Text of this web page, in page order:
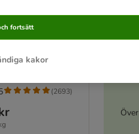
kattgodis
sorter 150 g
(2693)
kakor
fortsätt